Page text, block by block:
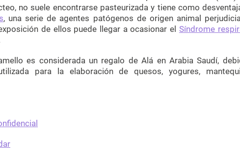
no suele encontrarse pasteurizada y tiene como
, una serie de agentes patógenos de origen animal
de ellos puede llegar a ocasionar el Síndrome
es considerada un regalo de Alá en Arabia Saudí,
para la elaboración de quesos, yogures,